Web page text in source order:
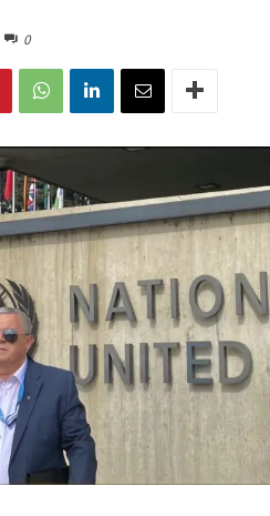
0